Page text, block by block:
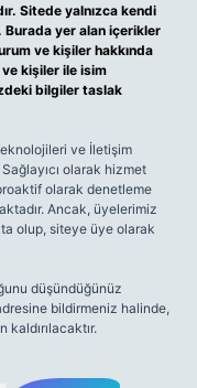
Sitede yalnızca kendi
Burada yer alan içerikler
ve kişiler hakkında
ve kişiler ile isim
bilgiler taslak
ve İletişim
olarak hizmet
olarak denetleme
Ancak, üyelerimiz
olup, siteye üye olarak
düşündüğünüz
bildirmeniz halinde,